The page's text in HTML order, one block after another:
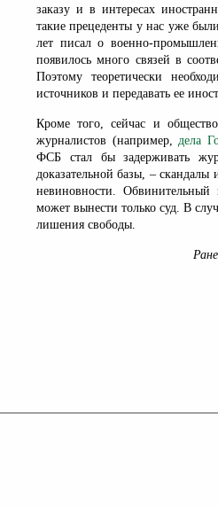
заказу и в интересах
такие прецеденты у нас уже
лет писал о военно-
появилось много связей в
Поэтому теоретически
источников и передавать ее
Кроме того, сейчас и
журналистов (например,дела
ФСБ стал бы задерживать
доказательной базы, –
невиновности.
может вынести только суд. В
лишения свободы.